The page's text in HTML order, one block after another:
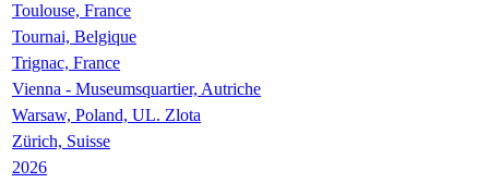
Toulouse, France
Tournai, Belgique
Trignac, France
Vienna - Museumsquartier, Autriche
Warsaw, Poland, UL. Zlota
Zürich, Suisse
2026